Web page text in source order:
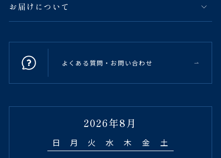
お届けについて
よくある質問・お問い合わせ
2026年8月
日 月 火 水 木 金 土